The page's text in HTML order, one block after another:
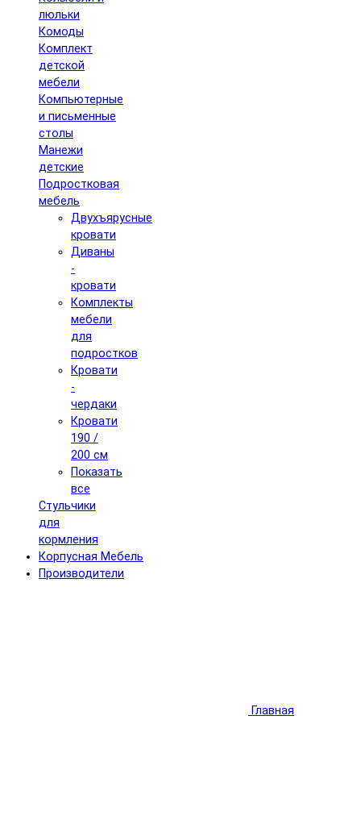
люльки
Комоды
Комплект
детской
мебели
Компьютерные
и письменные
столы
Манежи
детские
Подростковая
мебель
Двухъярусные
кровати
Диваны
-
кровати
Комплекты
мебели
для
подростков
Кровати
-
чердаки
Кровати
190 /
200 см
Показать
все
Стульчики
для
кормления
Корпусная Мебель
Производители
Главная